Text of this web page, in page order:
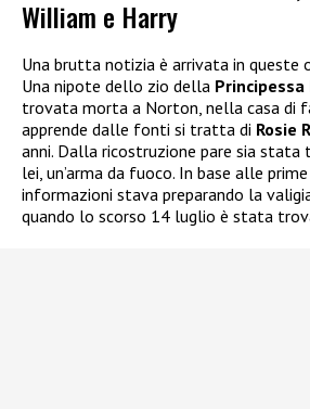
William e Harry
Una brutta notizia è arrivata in queste
Una nipote dello zio della Principessa
trovata morta a Norton, nella casa di
apprende dalle fonti si tratta di Rosie
anni. Dalla ricostruzione pare sia stata
lei, un’arma da fuoco. In base alle
informazioni stava preparando la
quando lo scorso 14 luglio è stata